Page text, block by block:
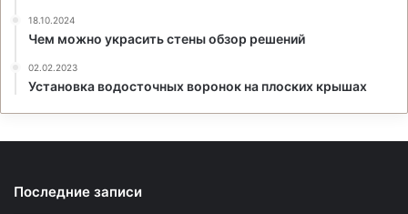
18.10.2024
Чем можно украсить стены обзор решений
02.02.2023
Установка водосточных воронок на плоских крышах
Последние записи